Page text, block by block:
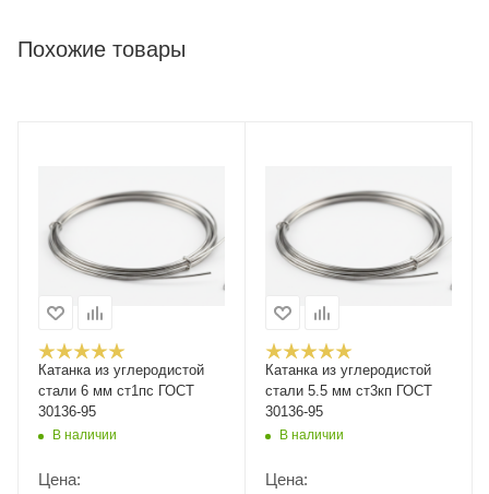
Похожие товары
Катанка из углеродистой
стали 6 мм ст1пс ГОСТ
30136-95
В наличии
Цена:
Катанка из углеродистой
стали 5.5 мм ст3кп ГОСТ
30136-95
В наличии
Цена: